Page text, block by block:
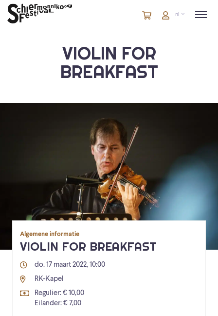
Winkelmandje
artikelen
Account
nl
VIOLIN FOR
BREAKFAST
Algemene informatie
VIOLIN FOR BREAKFAST
do. 17 maart 2022, 10:00
RK-Kapel
Regulier: € 10,00
Eilander: € 7,00